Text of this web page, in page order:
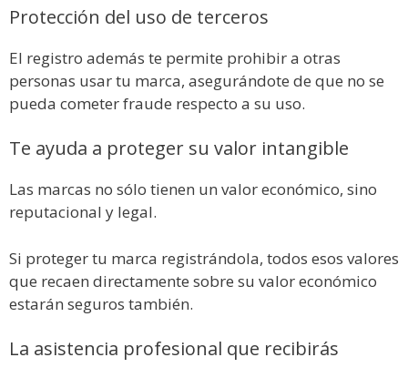
Protección del uso de terceros
El registro además te permite prohibir a otras
personas usar tu marca, asegurándote de que no se
pueda cometer fraude respecto a su uso.
Te ayuda a proteger su valor intangible
Las marcas no sólo tienen un valor económico, sino
reputacional y legal.
Si proteger tu marca registrándola, todos esos valores
que recaen directamente sobre su valor económico
estarán seguros también.
La asistencia profesional que recibirás